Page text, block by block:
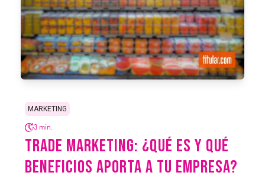
MARKETING
3 min.
TRADE MARKETING: ¿QUÉ ES Y QUÉ
BENEFICIOS APORTA A TU EMPRESA?